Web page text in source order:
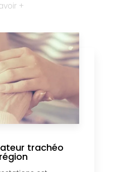
+
trachéo